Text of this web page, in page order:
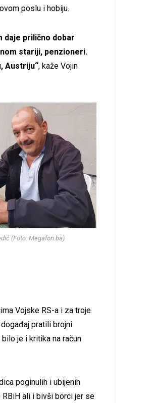
poslu i hobiju.
daje prilično dobar
stariji, penzioneri.
Austriju“, kaže Vojin
(Foto: Megafon.ba)
Vojske RS-a i za troje
pratili brojni
je i kritika na račun
poginulih i ubijenih
ali i bivši borci jer se